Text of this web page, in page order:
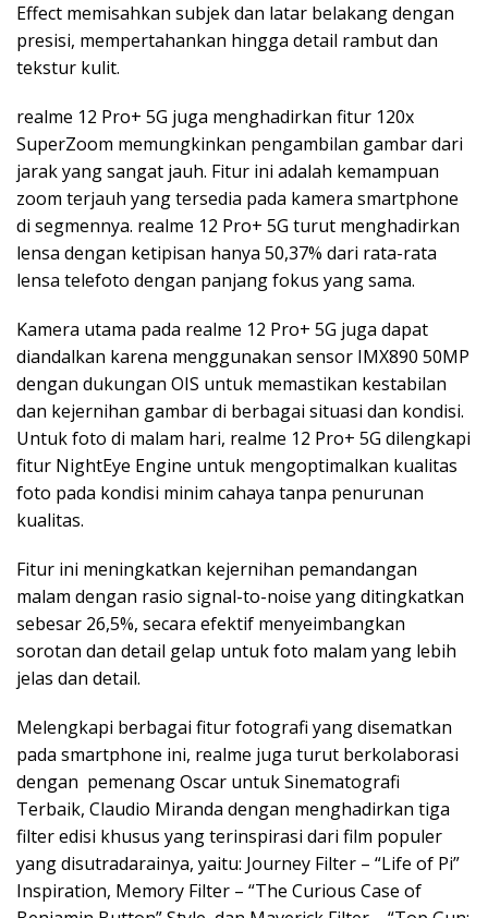
Effect memisahkan subjek dan latar belakang dengan
presisi, mempertahankan hingga detail rambut dan
tekstur kulit.
realme 12 Pro+ 5G juga menghadirkan fitur 120x
SuperZoom memungkinkan pengambilan gambar dari
jarak yang sangat jauh. Fitur ini adalah kemampuan
zoom terjauh yang tersedia pada kamera smartphone
di segmennya. realme 12 Pro+ 5G turut menghadirkan
lensa dengan ketipisan hanya 50,37% dari rata-rata
lensa telefoto dengan panjang fokus yang sama.
Kamera utama pada realme 12 Pro+ 5G juga dapat
diandalkan karena menggunakan sensor IMX890 50MP
dengan dukungan OIS untuk memastikan kestabilan
dan kejernihan gambar di berbagai situasi dan kondisi.
Untuk foto di malam hari, realme 12 Pro+ 5G dilengkapi
fitur NightEye Engine untuk mengoptimalkan kualitas
foto pada kondisi minim cahaya tanpa penurunan
kualitas.
Fitur ini meningkatkan kejernihan pemandangan
malam dengan rasio signal-to-noise yang ditingkatkan
sebesar 26,5%, secara efektif menyeimbangkan
sorotan dan detail gelap untuk foto malam yang lebih
jelas dan detail.
Melengkapi berbagai fitur fotografi yang disematkan
pada smartphone ini, realme juga turut berkolaborasi
dengan pemenang Oscar untuk Sinematografi
Terbaik, Claudio Miranda dengan menghadirkan tiga
filter edisi khusus yang terinspirasi dari film populer
yang disutradarainya, yaitu: Journey Filter – “Life of Pi”
Inspiration, Memory Filter – “The Curious Case of